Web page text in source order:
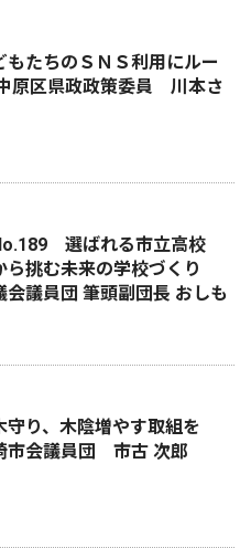
たちのＳＮＳ利用にルー
原区県政政策委員 川本さ
選ばれる市立高校
ら挑む未来の学校づくり
会議員団 筆頭副団長 おしも
り、木陰増やす取組を
市会議員団 市古 次郎